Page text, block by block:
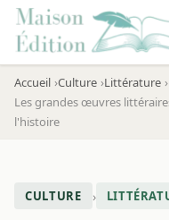
Accueil Culture Littérature
Les grandes œuvres
l'histoire
CULTURE ›